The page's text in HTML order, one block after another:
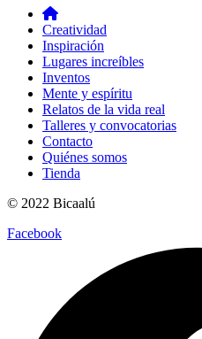
Creatividad
Inspiración
Lugares increíbles
Inventos
Mente y espíritu
Relatos de la vida real
Talleres y convocatorias
Contacto
Quiénes somos
Tienda
© 2022 Bicaalú
Facebook